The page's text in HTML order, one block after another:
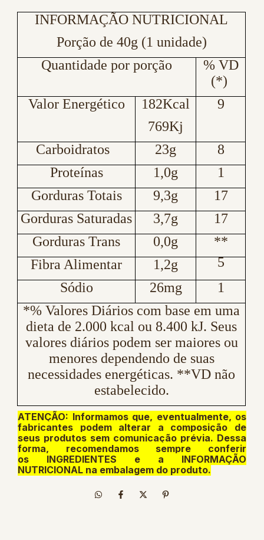
INFORMAÇÃO NUTRICIONAL
Porção de 40g (1 unidade)
Quantidade por porção
% VD
(*)
Valor Energético
182Kcal
769Kj
9
Carboidratos 23g
8
Proteínas
1,0g
1
Gorduras Totais
9,3g
17
Gorduras Saturadas
3,7g
17
Gorduras Trans
0,0g
**
Fibra Alimentar
1,2g
5
Sódio
26mg
1
*% Valores Diários com base em uma
dieta de 2.000 kcal ou 8.400 kJ. Seus
valores diários podem ser maiores ou
menores dependendo de suas
necessidades energéticas. **VD não
estabelecido.
ATENÇÃO: Informamos que, eventualmente, os
fabricantes podem alterar a composição de
seus produtos sem comunicação prévia. Dessa
forma, recomendamos sempre conferir
os INGREDIENTES e a INFORMAÇÃO
NUTRICIONAL na embalagem do produto.